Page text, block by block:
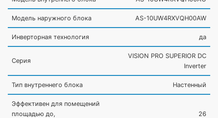
Модель наружного блока AS-10UW4RXVQH00AW
Инверторная технология да
Серия
VISION PRO SUPERIOR DC
Inverter
Тип внутреннего блока Настенный
Эффективен для помещений
площадью до,
26